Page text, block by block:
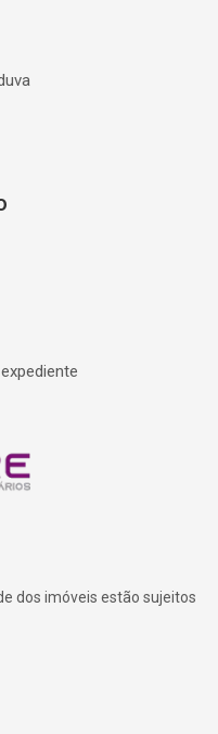
dos imóveis estão sujeitos